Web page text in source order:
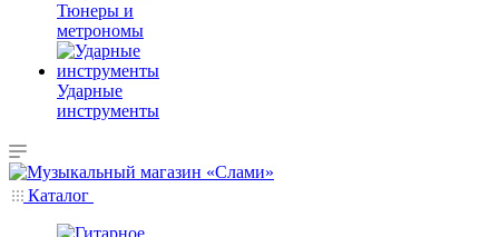
Тюнеры и
метрономы
Ударные
инструменты
Каталог